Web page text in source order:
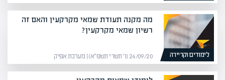
לימודים וקריירה
מה מקנה תעודת שמאי מקרקעין והאם זה
רשיון שמאי מקרקעין?
24/09/20 (ו׳ תשרי תשפ״א) | מערכת אפיק